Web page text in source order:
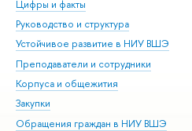
Цифры и факты
Руководство и структура
Устойчивое развитие в НИУ ВШЭ
Преподаватели и сотрудники
Корпуса и общежития
Закупки
Обращения граждан в НИУ ВШЭ